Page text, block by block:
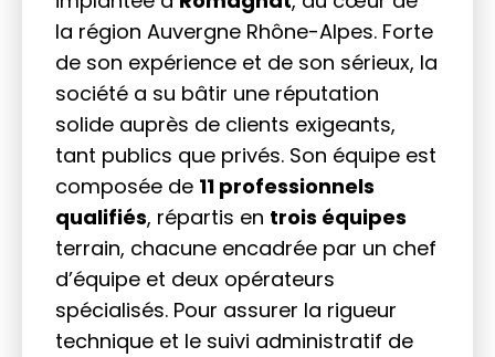
la région Auvergne Rhône-Alpes. Forte
de son expérience et de son sérieux, la
société a su bâtir une réputation
solide auprès de clients exigeants,
tant publics que privés. Son équipe est
composée de 11 professionnels
qualifiés, répartis en trois équipes
terrain, chacune encadrée par un chef
d’équipe et deux opérateurs
spécialisés. Pour assurer la rigueur
technique et le suivi administratif de